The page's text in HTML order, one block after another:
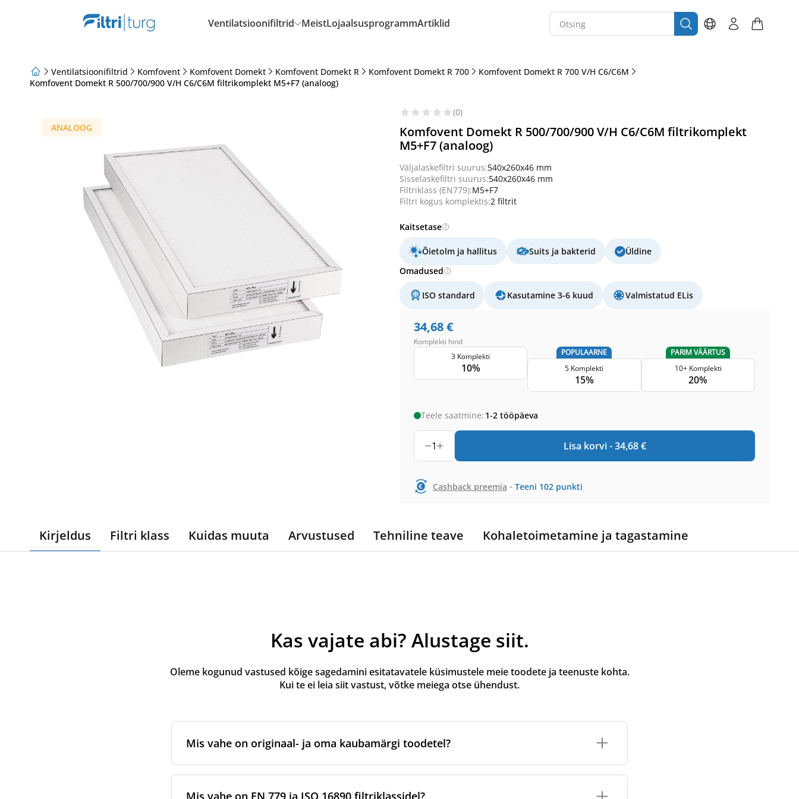
Ventilatsioonifiltrid MeistLojaalsusprogrammArtiklid
Ventilatsioonifiltrid Komfovent Komfovent Domekt Komfovent Domekt R Komfovent Domekt R 700
Komfovent Domekt R 700 V/H C6/C6M
Komfovent Domekt R 500/700/900 V/H C6/C6M filtrikomplekt M5+F7 (analoog)
ANALOOG
(0)
Komfovent Domekt R 500/700/900 V/H C6/C6M filtrikomplekt
M5+F7 (analoog)
Väljalaskefiltri suurus:540x260x46 mm
Sisselaskefiltri suurus:540x260x46 mm
Filtriklass (EN779):M5+F7
Filtri kogus komplektis:2 filtrit
Kaitsetase
Õietolm ja hallitus Suits ja bakterid
Üldine
Omadused
ISO standard Kasutamine 3-6 kuud Valmistatud ELis
34,68€
Komplekti hind
3 Komplekti
10%
POPULAARNE
5 Komplekti
15%
PARIM VÄÄRTUS
10+ Komplekti
20%
Teele saatmine: 1-2 tööpäeva
1 Lisa korvi -34,68€
Cashback preemia - Teeni 102 punkti
Kirjeldus Filtri klass Kuidas muuta Arvustused Tehniline teave Kohaletoimetamine ja tagastamine
Kas vajate abi? Alustage siit.
Oleme kogunud vastused kõige sagedamini esitatavatele küsimustele meie toodete ja teenuste kohta.
Kui te ei leia siit vastust, võtke meiega otse ühendust.
Mis vahe on originaal- ja oma kaubamärgi toodetel?
sertifitseeritud tootmispartnerite kaudu. Need vastavad kaubamärgi kindlatele tootmis- ja
Mis vahe on EN 779 ja ISO 16890 filtriklassidel?